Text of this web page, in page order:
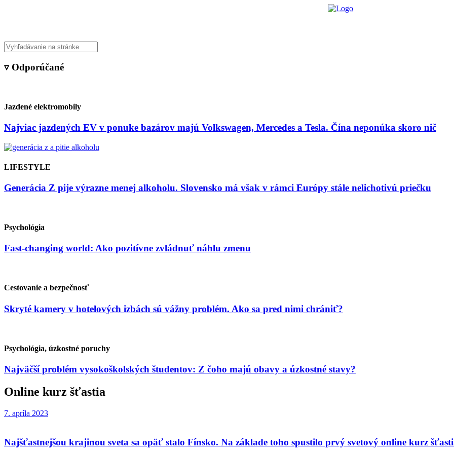
▿ Odporúčané
Jazdené elektromobily
Najviac jazdených EV v ponuke bazárov majú Volkswagen, Mercedes a Tesla. Čína neponúka skoro nič
LIFESTYLE
Generácia Z pije výrazne menej alkoholu. Slovensko má však v rámci Európy stále nelichotivú priečku
Psychológia
Fast-changing world: Ako pozitívne zvládnuť náhlu zmenu
Cestovanie a bezpečnosť
Skryté kamery v hotelových izbách sú vážny problém. Ako sa pred nimi chrániť?
Psychológia, úzkostné poruchy
Najväčší problém vysokoškolských študentov: Z čoho majú obavy a úzkostné stavy?
Online kurz šťastia
7. apríla 2023
Najšťastnejšou krajinou sveta sa opäť stalo Fínsko. Na základe toho spustilo prvý svetový online kurz